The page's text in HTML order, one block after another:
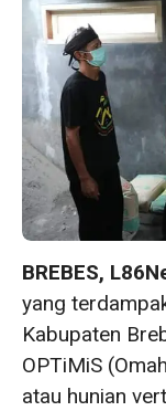
BREBES,
yang
Kabupaten
OPTiMiS
atau hunian